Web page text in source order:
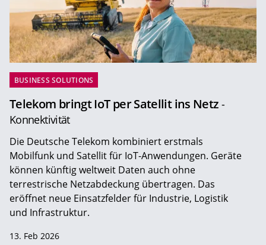
BUSINESS SOLUTIONS
Telekom bringt IoT per Satellit ins Netz -
Konnektivität
Die Deutsche Telekom kombiniert erstmals
Mobilfunk und Satellit für IoT-Anwendungen. Geräte
können künftig weltweit Daten auch ohne
terrestrische Netzabdeckung übertragen. Das
eröffnet neue Einsatzfelder für Industrie, Logistik
und Infrastruktur.
13. Feb 2026